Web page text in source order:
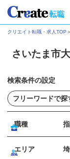
クリエイト転職・求人TOP ＞
さいたま市
検索条件の設定
職種
エリア